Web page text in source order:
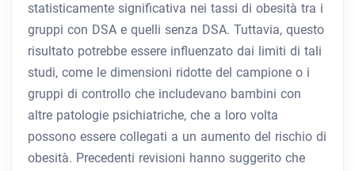
statisticamente significativa nei tassi di obesità tra i
gruppi con DSA e quelli senza DSA. Tuttavia, questo
risultato potrebbe essere influenzato dai limiti di tali
studi, come le dimensioni ridotte del campione o i
gruppi di controllo che includevano bambini con
altre patologie psichiatriche, che a loro volta
possono essere collegati a un aumento del rischio di
obesità. Precedenti revisioni hanno suggerito che